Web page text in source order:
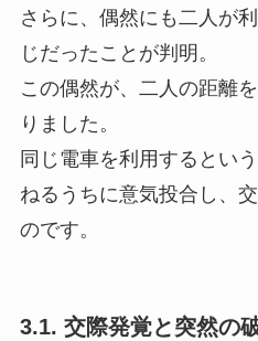
さらに、偶然にも二人が
じだったことが判明。
この偶然が、二人の距離
りました。
同じ電車を利用するとい
ねるうちに意気投合し、
のです。
3.1. 交際発覚と突然の